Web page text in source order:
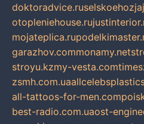
doktoradvice.ru
otopleniehouse.ru
mojateplica.ru
garazhov.commonamy.net
stroyu.kzmy-vesta.com
zsmh.com.ua
all-tattoos-for-men.com
best-radio.com.uaost-